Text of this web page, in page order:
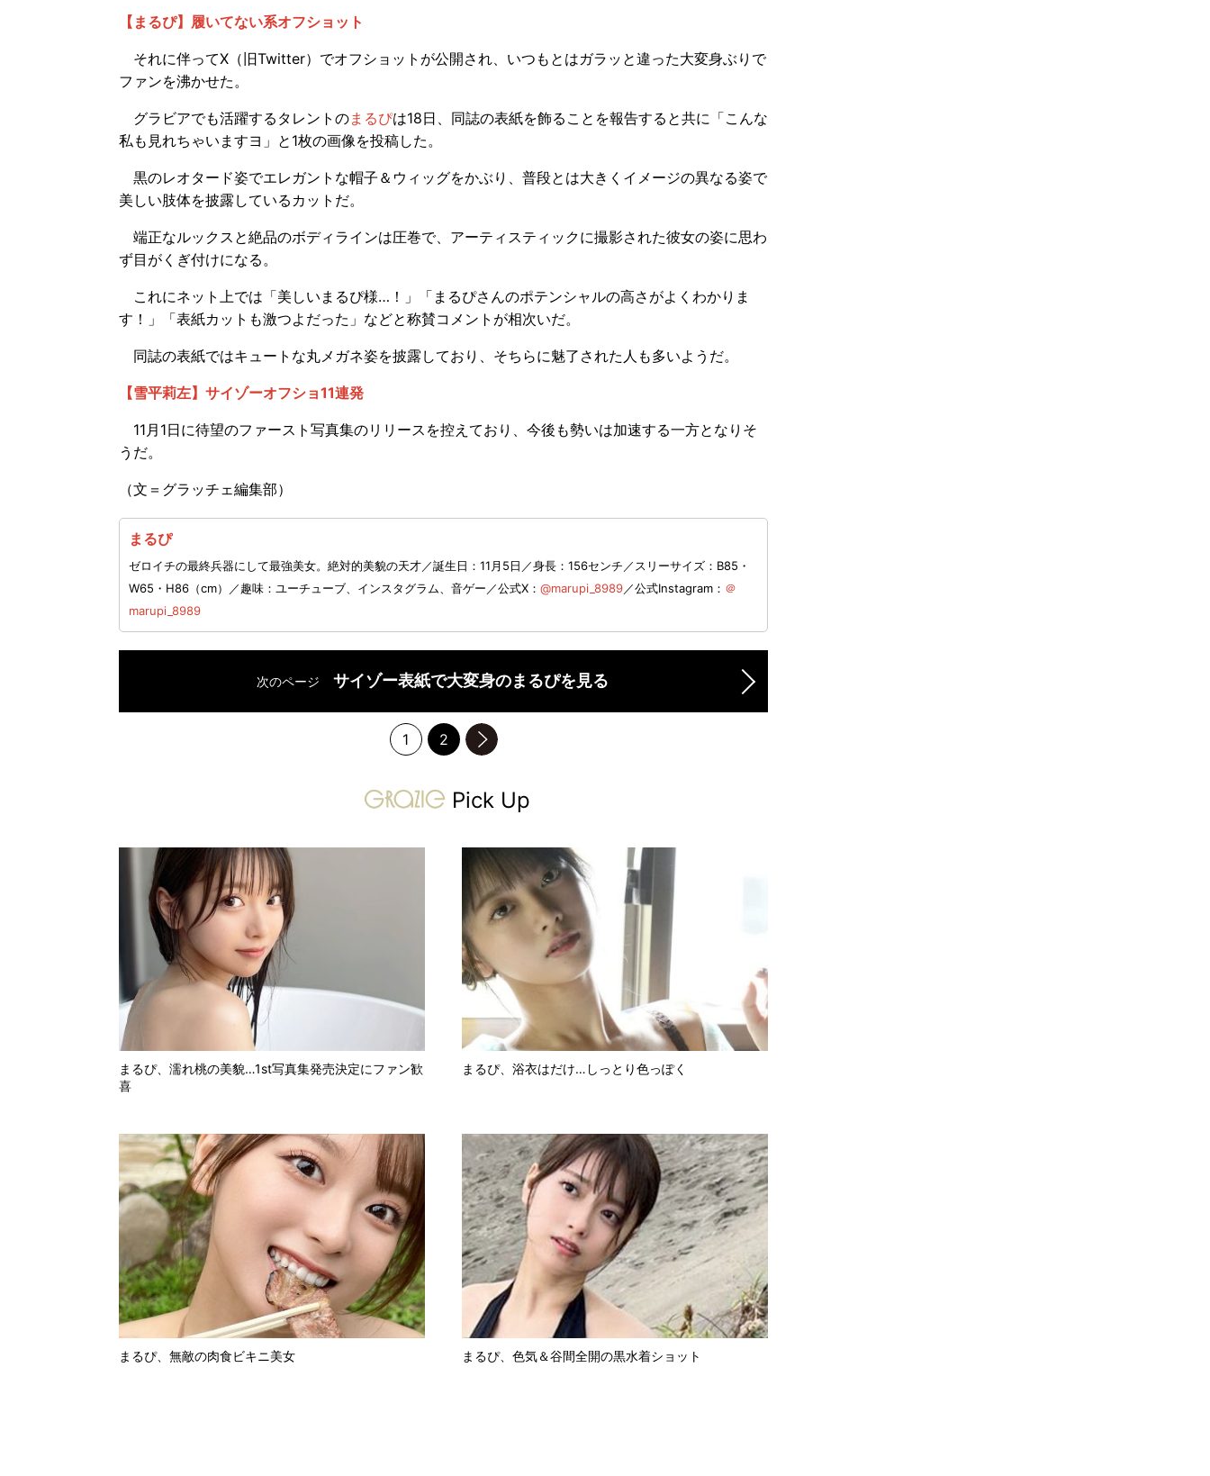
【まるぴ】履いてない系オフショット
それに伴ってX（旧Twitter）でオフショットが公開され、いつもとはガラッと違った大変身ぶりで
ファンを沸かせた。
グラビアでも活躍するタレントのまるぴは18日、同誌の表紙を飾ることを報告すると共に「こんな
私も見れちゃいますヨ」と1枚の画像を投稿した。
黒のレオタード姿でエレガントな帽子＆ウィッグをかぶり、普段とは大きくイメージの異なる姿で
美しい肢体を披露しているカットだ。
端正なルックスと絶品のボディラインは圧巻で、アーティスティックに撮影された彼女の姿に思わ
ず目がくぎ付けになる。
これにネット上では「美しいまるぴ様…！」「まるぴさんのポテンシャルの高さがよくわかりま
す！」「表紙カットも激つよだった」などと称賛コメントが相次いだ。
同誌の表紙ではキュートな丸メガネ姿を披露しており、そちらに魅了された人も多いようだ。
【雪平莉左】サイゾーオフショ11連発
11月1日に待望のファースト写真集のリリースを控えており、今後も勢いは加速する一方となりそ
うだ。
（文＝グラッチェ編集部）
まるぴ
ゼロイチの最終兵器にして最強美女。絶対的美貌の天才／誕生日：11月5日／身長：156センチ／スリーサイズ：B85・
W65・H86（cm）／趣味：ユーチューブ、インスタグラム、音ゲー／公式X： @marupi_8989／公式Instagram： ＠
marupi_8989
次のページ サイゾー表紙で大変身のまるぴを見る
1 2
次のページへ
gravure-grazie
Pick Up
まるぴ、濡れ桃の美貌…1st写真集発売決定にファン歓
喜
まるぴ、浴衣はだけ…しっとり色っぽく
まるぴ、無敵の肉食ビキニ美女 まるぴ、色気＆谷間全開の黒水着ショット